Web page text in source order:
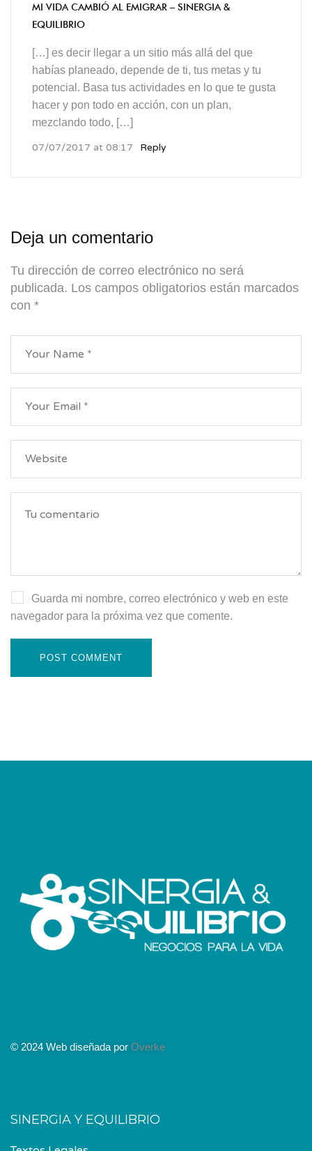
MI VIDA CAMBIÓ AL EMIGRAR – SINERGIA &
EQUILIBRIO
[…] es decir llegar a un sitio más allá del que
habías planeado, depende de ti, tus metas y tu
potencial. Basa tus actividades en lo que te gusta
hacer y pon todo en acción, con un plan,
mezclando todo, […]
07/07/2017 at 08:17 Reply
Deja un comentario
Tu dirección de correo electrónico no será
publicada. Los campos obligatorios están marcados
con *
Guarda mi nombre, correo electrónico y web en este
navegador para la próxima vez que comente.
© 2024 Web diseñada por Overke
SINERGIA Y EQUILIBRIO